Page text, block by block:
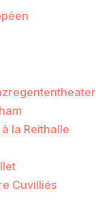
la Reithalle
Cuvilliés